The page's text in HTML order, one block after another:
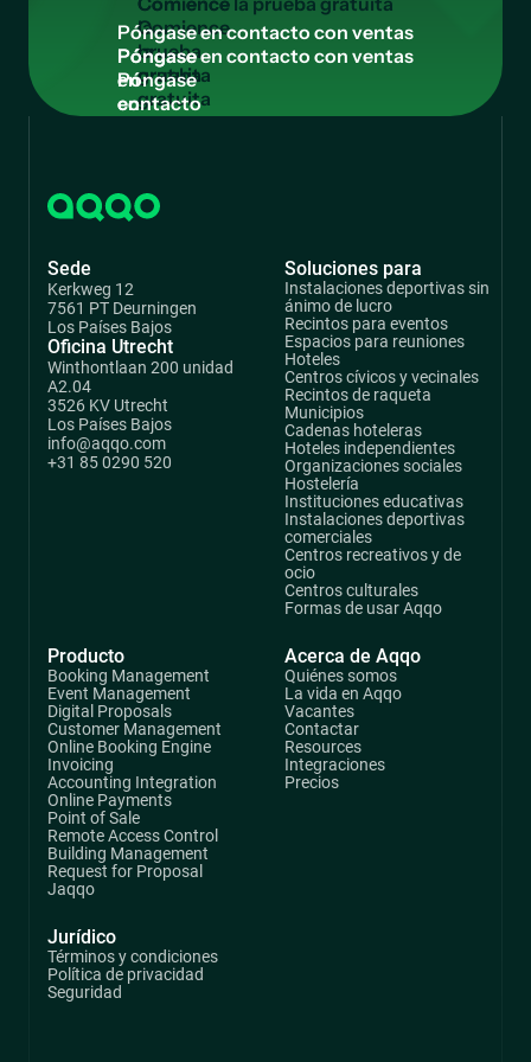
la
prueba
gratuita
Póngaseencontactoconventas
Póngase
en
contacto
Sede
Kerkweg 12
7561 PT Deurningen
Los Países Bajos
Oficina Utrecht
Winthontlaan 200 unidad
A2.04
3526 KV Utrecht
Los Países Bajos
info@aqqo.com
+31 85 0290 520
Producto
Booking Management
Event Management
Digital Proposals
Customer Management
Online Booking Engine
Invoicing
Accounting Integration
Online Payments
Point of Sale
Remote Access Control
Building Management
Request for Proposal
Jaqqo
Soluciones para
Instalaciones deportivas sin
ánimo de lucro
Recintos para eventos
Espacios para reuniones
Hoteles
Centros cívicos y vecinales
Recintos de raqueta
Municipios
Cadenas hoteleras
Hoteles independientes
Organizaciones sociales
Hostelería
Instituciones educativas
Instalaciones deportivas
comerciales
Centros recreativos y de
ocio
Centros culturales
Formas de usar Aqqo
Acerca de Aqqo
Quiénes somos
La vida en Aqqo
Vacantes
Contactar
Resources
Integraciones
Precios
Jurídico
Términos y condiciones
Política de privacidad
Seguridad